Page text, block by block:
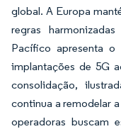
global. A Europa
regras
Pacífico apresenta
implantações de 5G
consolidação,
continua a remodelar
operadoras buscam